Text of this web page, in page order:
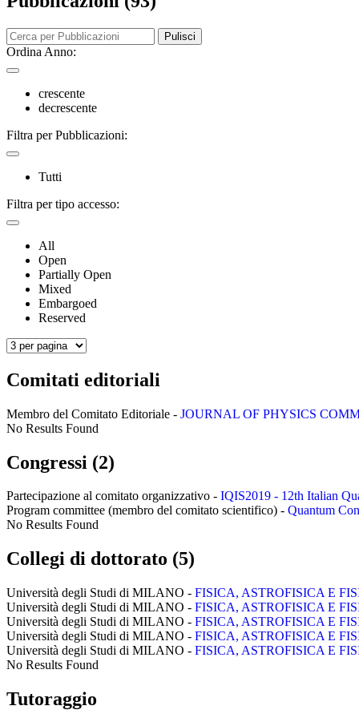
Pulisci
Ordina Anno:
crescente
decrescente
Filtra per Pubblicazioni:
Tutti
Filtra per tipo accesso:
All
Open
Partially Open
Mixed
Embargoed
Reserved
Comitati editoriali
Membro del Comitato Editoriale - JOURNAL OF PHYSICS
No Results Found
Congressi (2)
Partecipazione al comitato organizzativo - IQIS2019 - 12th Italian
Program committee (membro del comitato scientifico) - Quantum
No Results Found
Collegi di dottorato (5)
Università degli Studi di MILANO - FISICA, ASTROFISICA E
Università degli Studi di MILANO - FISICA, ASTROFISICA E
Università degli Studi di MILANO - FISICA, ASTROFISICA E
Università degli Studi di MILANO - FISICA, ASTROFISICA E
Università degli Studi di MILANO - FISICA, ASTROFISICA E
No Results Found
Tutoraggio